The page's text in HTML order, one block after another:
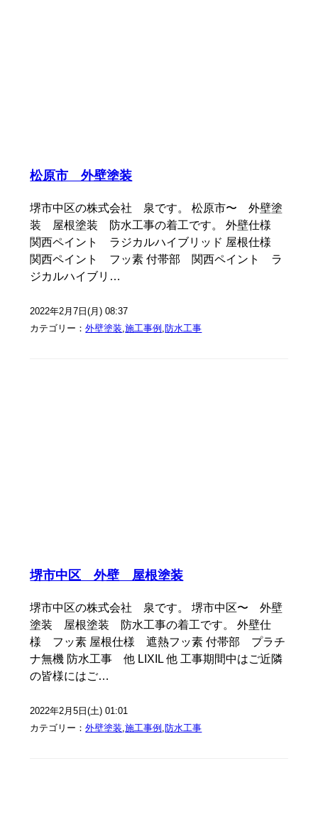
松原市 外壁塗装
堺市中区の株式会社 泉です。 松原市〜 外壁塗
装 屋根塗装 防水工事の着工です。 外壁仕様
関西ペイント ラジカルハイブリッド 屋根仕様
関西ペイント フッ素 付帯部 関西ペイント ラ
ジカルハイブリ…
2022年2月7日(月) 08:37
カテゴリー：外壁塗装,施工事例 ,防水工事
堺市中区 外壁 屋根塗装
堺市中区の株式会社 泉です。 堺市中区〜 外壁
塗装 屋根塗装 防水工事の着工です。 外壁仕
様 フッ素 屋根仕様 遮熱フッ素 付帯部 プラチ
ナ無機 防水工事 他 LIXIL 他 工事期間中はご近隣
の皆様にはご…
2022年2月5日(土) 01:01
カテゴリー：外壁塗装,施工事例 ,防水工事